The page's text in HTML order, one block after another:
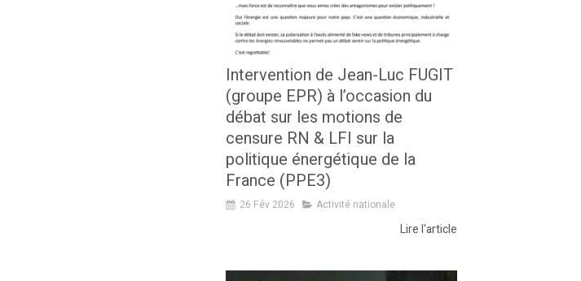
Intervention de Jean-Luc FUGIT
(groupe EPR) à l’occasion du
débat sur les motions de
censure RN & LFI sur la
politique énergétique de la
France (PPE3)
26 Fév 2026 Activité nationale
Lire l'article